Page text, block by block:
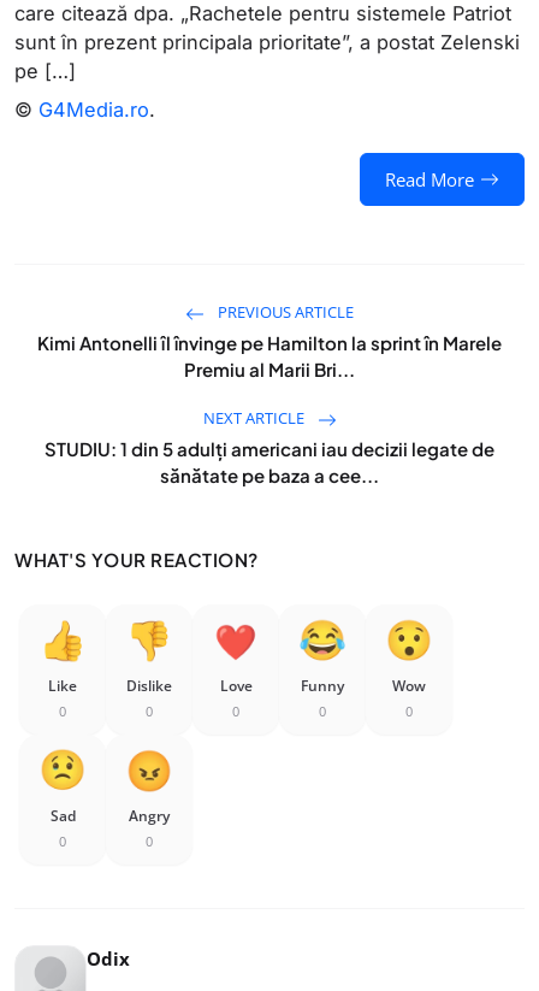
care citează dpa. „Rachetele pentru sistemele Patriot
sunt în prezent principala prioritate”, a postat Zelenski
pe […]
© G4Media.ro.
Read More
PREVIOUS ARTICLE
Kimi Antonelli îl învinge pe Hamilton la sprint în Marele
Premiu al Marii Bri...
NEXT ARTICLE
STUDIU: 1 din 5 adulți americani iau decizii legate de
sănătate pe baza a cee...
WHAT'S YOUR REACTION?
Like
0
Dislike
0
Love
0
Funny
0
Wow
0
Sad
0
Angry
0
Odix